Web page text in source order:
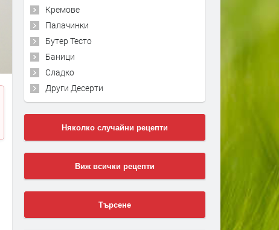
Кремове
Палачинки
Бутер Тесто
Баници
Сладко
Други Десерти
Няколко случайни рецепти
Виж всички рецепти
Търсене